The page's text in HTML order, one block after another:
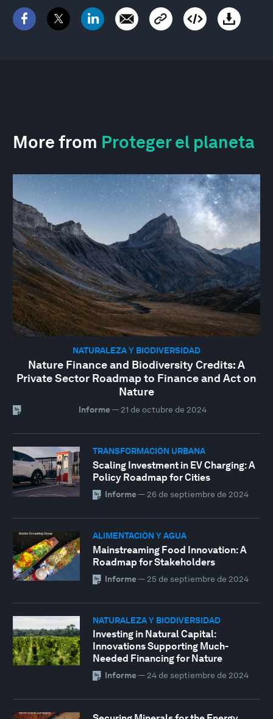
More from Proteger el planeta
NATURALEZA Y BIODIVERSIDAD
Nature Finance and Biodiversity Credits: A
Private Sector Roadmap to Finance and Act on
Nature
Informe—21 de octubre de 2024
TRANSFORMACIÓN URBANA
Scaling Investment in EV Charging: A
Policy Roadmap for Cities
Informe— 26 de septiembre de 2024
ALIMENTACIÓN Y AGUA
Mainstreaming Food Innovation: A
Roadmap for Stakeholders
Informe— 25 de septiembre de 2024
NATURALEZA Y BIODIVERSIDAD
Investing in Natural Capital:
Innovations Supporting Much-
Needed Financing for Nature
Informe— 24 de septiembre de 2024